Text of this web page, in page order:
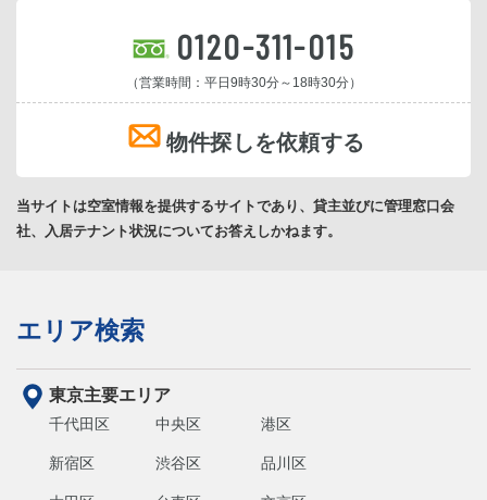
0120-311-015
（営業時間：平日9時30分～18時30分）
物件探しを依頼する
当サイトは空室情報を提供するサイトであり、貸主並びに管理窓口会
社、入居テナント状況についてお答えしかねます。
エリア検索
東京主要エリア
千代田区 中央区 港区
新宿区 渋谷区 品川区